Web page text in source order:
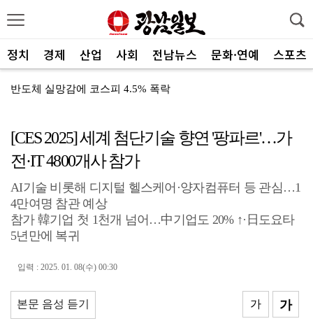
정치 경제 산업 사회 전남뉴스 문화·연예 스포츠
반도체 실망감에 코스피 4.5% 폭락
전남광주특별시, ‘빛고을 김장대전’ 김치납품업체 전남권...
전남광주 동부소방, 온열질환 20대 구조
광주 동부경찰, 조선대병원 보안요원 감사장 수여
광주특별시 충장동, 여름밤 버스킹 ‘충.장.밤’ 성료
광주특별시 서구 풍암동 음식점 화재
광주환경공단, 청소년 SNS 기자단 환경교육 전개
[CES 2025] 세계 첨단기술 향연 '팡파르'…가
전·IT 4800개사 참가
AI기술 비롯해 디지털 헬스케어·양자컴퓨터 등 관심…1
4만여명 참관 예상
참가 韓기업 첫 1천개 넘어…中기업도 20% ↑·日도요타
5년만에 복귀
입력 : 2025. 01. 08(수) 00:30
본문 음성 듣기 가
가